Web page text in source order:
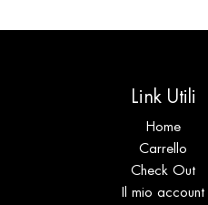
Link Utili
Home
Carrello
Check Out
Il mio account